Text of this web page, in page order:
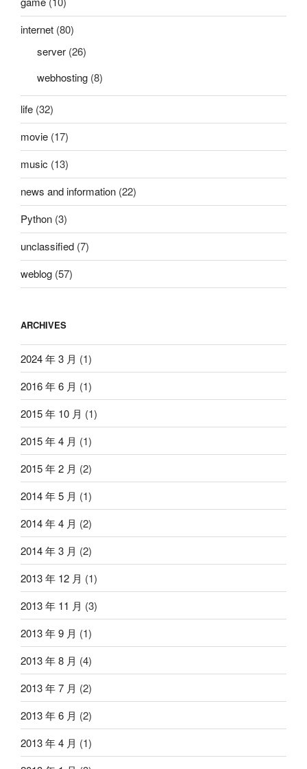
立
采
站
点
（三：
集
入
库）”
internet (80)
server (26)
webhosting (8)
life (32)
movie (17)
music (13)
news and information (22)
Python (3)
unclassified (7)
weblog (57)
ARCHIVES
2024 年 3 月 (1)
2016 年 6 月 (1)
2015 年 10 月 (1)
2015 年 4 月 (1)
2015 年 2 月 (2)
2014 年 5 月 (1)
2014 年 4 月 (2)
2014 年 3 月 (2)
2013 年 12 月 (1)
2013 年 11 月 (3)
2013 年 9 月 (1)
2013 年 8 月 (4)
2013 年 7 月 (2)
2013 年 6 月 (2)
2013 年 4 月 (1)